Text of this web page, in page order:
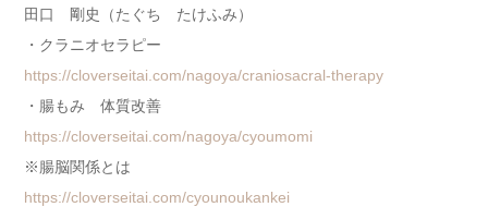
田口 剛史（たぐち たけふみ）
・クラニオセラピー
https://cloverseitai.com/nagoya/craniosacral-therapy
・腸もみ 体質改善
https://cloverseitai.com/nagoya/cyoumomi
※腸脳関係とは
https://cloverseitai.com/cyounoukankei